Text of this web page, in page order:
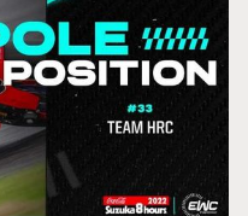
évite l'opération et vise
en septembre